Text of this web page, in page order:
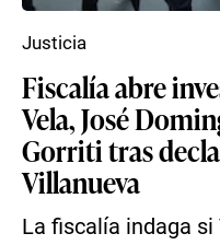
Fiscalía abre
Vela, José
Gorriti tras
Villanueva
La fiscalía indaga
Justicia